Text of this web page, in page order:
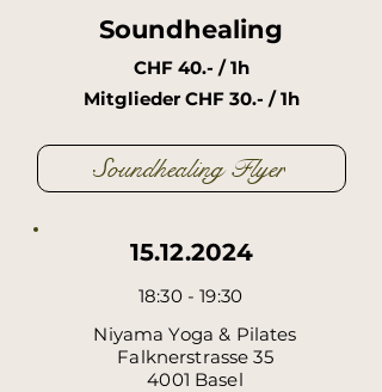
Soundhealing
CHF 40.- / 1h
Mitglieder CHF 30.- / 1h
Soundhealing Flyer
15.12.2024
18:30 - 19:30
Niyama Yoga & Pilates
Falknerstrasse 35
4001 Basel